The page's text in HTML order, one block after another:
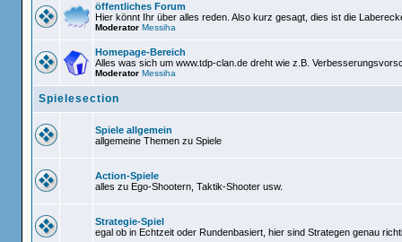
öffentliches Forum
Hier könnt Ihr über alles reden. Also kurz gesagt, dies ist die
Moderator Messiha
Homepage-Bereich
Alles was sich um www.tdp-clan.de dreht wie z.B.
Moderator Messiha
Spielesection
Spiele allgemein
allgemeine Themen zu Spiele
Action-Spiele
alles zu Ego-Shootern, Taktik-Shooter usw.
Strategie-Spiel
egal ob in Echtzeit oder Rundenbasiert, hier sind Strategen genau